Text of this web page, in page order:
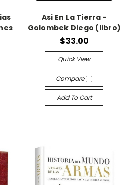
Asi En La Tierra -
Golombek Diego (libro)
$33.00
Quick View
Compare
Add To Cart